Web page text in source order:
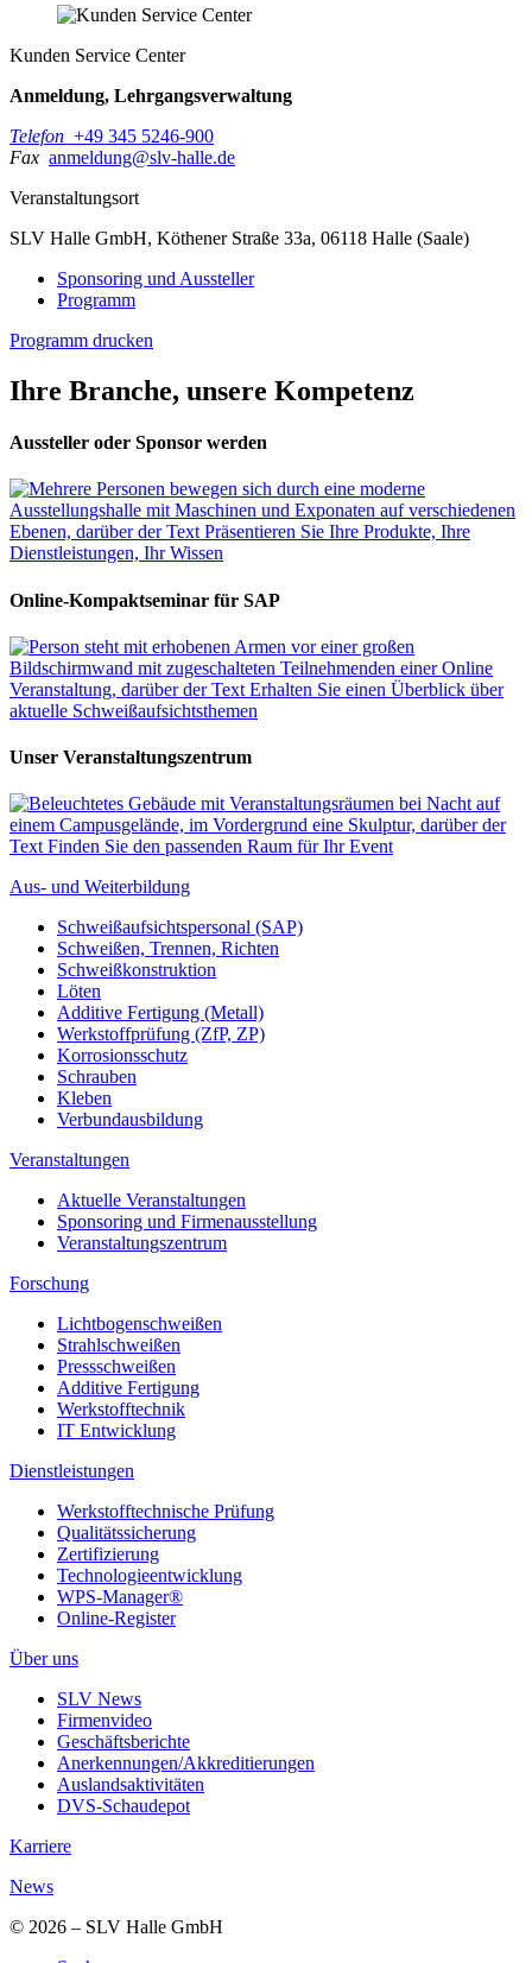
Kunden Service Center
Anmeldung, Lehrgangsverwaltung
Telefon +49 345 5246-900
Fax anmeldung@slv-halle.de
Veranstaltungsort
SLV Halle GmbH, Köthener Straße 33a, 06118 Halle (Saale)
Sponsoring und Aussteller
Programm
Programm drucken
Ihre Branche, unsere Kompetenz
Aussteller oder Sponsor werden
Online-Kompaktseminar für SAP
Unser Veranstaltungszentrum
Aus- und Weiterbildung
Schweißaufsichtspersonal (SAP)
Schweißen, Trennen, Richten
Schweißkonstruktion
Löten
Additive Fertigung (Metall)
Werkstoffprüfung (ZfP, ZP)
Korrosionsschutz
Schrauben
Kleben
Verbundausbildung
Veranstaltungen
Aktuelle Veranstaltungen
Sponsoring und Firmenausstellung
Veranstaltungszentrum
Forschung
Lichtbogenschweißen
Strahlschweißen
Pressschweißen
Additive Fertigung
Werkstofftechnik
IT Entwicklung
Dienstleistungen
Werkstofftechnische Prüfung
Qualitätssicherung
Zertifizierung
Technologieentwicklung
WPS-Manager®
Online-Register
Über uns
SLV News
Firmenvideo
Geschäftsberichte
Anerkennungen/Akkreditierungen
Auslandsaktivitäten
DVS-Schaudepot
Karriere
News
© 2026 – SLV Halle GmbH